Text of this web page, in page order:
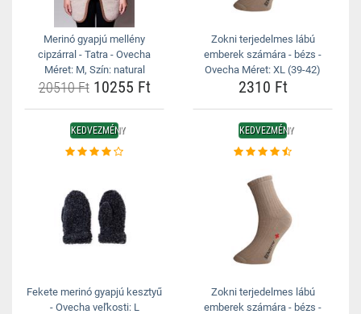
Merinó gyapjú mellény
cipzárral - Tatra - Ovecha
Méret: M, Szín: natural
20510 Ft10255 Ft
Zokni terjedelmes lábú
emberek számára - bézs -
Ovecha Méret: XL (39-42)
2310 Ft
KEDVEZMÉNY
Fekete merinó gyapjú kesztyű
- Ovecha veľkosti: L
KEDVEZMÉNY
Zokni terjedelmes lábú
emberek számára - bézs -